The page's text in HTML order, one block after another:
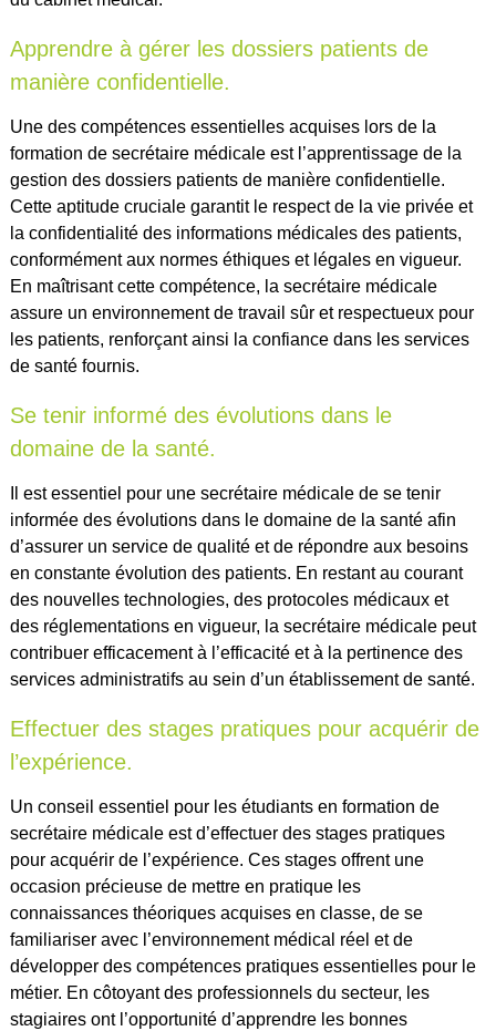
Apprendre à gérer les dossiers patients de
manière confidentielle.
Une des compétences essentielles acquises lors de la
formation de secrétaire médicale est l’apprentissage de la
gestion des dossiers patients de manière confidentielle.
Cette aptitude cruciale garantit le respect de la vie privée et
la confidentialité des informations médicales des patients,
conformément aux normes éthiques et légales en vigueur.
En maîtrisant cette compétence, la secrétaire médicale
assure un environnement de travail sûr et respectueux pour
les patients, renforçant ainsi la confiance dans les services
de santé fournis.
Se tenir informé des évolutions dans le
domaine de la santé.
Il est essentiel pour une secrétaire médicale de se tenir
informée des évolutions dans le domaine de la santé afin
d’assurer un service de qualité et de répondre aux besoins
en constante évolution des patients. En restant au courant
des nouvelles technologies, des protocoles médicaux et
des réglementations en vigueur, la secrétaire médicale peut
contribuer efficacement à l’efficacité et à la pertinence des
services administratifs au sein d’un établissement de santé.
Effectuer des stages pratiques pour acquérir de
l’expérience.
Un conseil essentiel pour les étudiants en formation de
secrétaire médicale est d’effectuer des stages pratiques
pour acquérir de l’expérience. Ces stages offrent une
occasion précieuse de mettre en pratique les
connaissances théoriques acquises en classe, de se
familiariser avec l’environnement médical réel et de
développer des compétences pratiques essentielles pour le
métier. En côtoyant des professionnels du secteur, les
stagiaires ont l’opportunité d’apprendre les bonnes